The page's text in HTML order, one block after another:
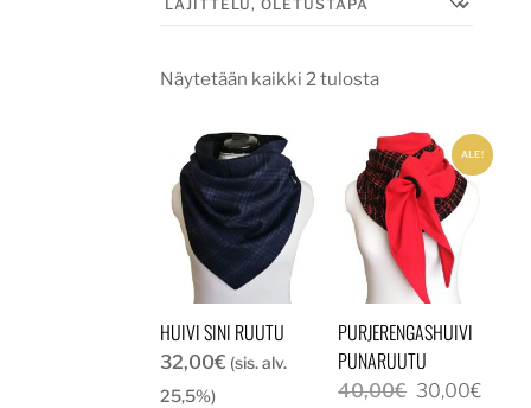
Näytetään kaikki 2 tulosta
HUIVI SINI RUUTU
32,00€ (sis. alv.
25,5%)
ALE!
PURJERENGASHUIVI
PUNARUUTU
40,00€ Alkuperäinen
30,00€